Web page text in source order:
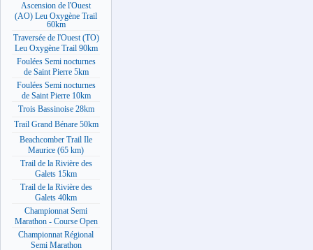
Ascension de l'Ouest
(AO) Leu Oxygène Trail
60km
Traversée de l'Ouest (TO)
Leu Oxygène Trail 90km
Foulées Semi nocturnes
de Saint Pierre 5km
Foulées Semi nocturnes
de Saint Pierre 10km
Trois Bassinoise 28km
Trail Grand Bénare 50km
Beachcomber Trail Ile
Maurice (65 km)
Trail de la Rivière des
Galets 15km
Trail de la Rivière des
Galets 40km
Championnat Semi
Marathon - Course Open
Championnat Régional
Semi Marathon